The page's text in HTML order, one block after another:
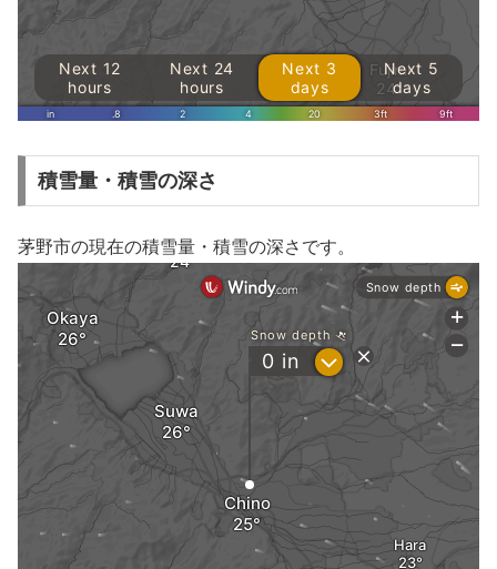
積雪量・積雪の深さ
茅野市の現在の積雪量・積雪の深さです。